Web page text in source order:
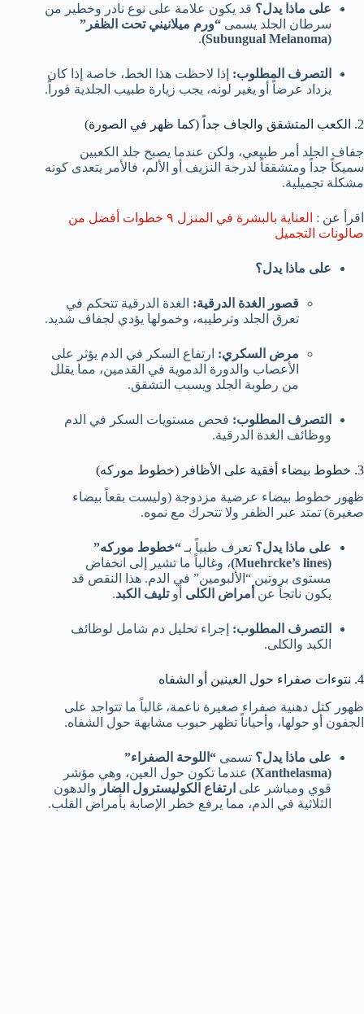
على ماذا يدل؟ قد يكون علامة على نوع نادر وخطير من
سرطان الجلد يسمى “ورم ميلانيني تحت الظفر”
(Subungual Melanoma)
.
التصرف المطلوب: إذا لاحظت هذا الخط، خاصة إذا كان
يزداد عرضاً أو يغير لونه، يجب زيارة طبيب الجلدية فوراً.
2. الكعب المتشقق والجاف جداً (كما ظهر في الصورة)
جفاف الجلد أمر طبيعي، ولكن عندما يصبح جلد الكعبين
سميكاً جداً ومتشققاً لدرجة النزيف أو الألم، فالأمر يتعدى كونه
مشكلة تجميلية.
اقرأ عن :
العناية بالبشرة في المنزل ٩ خطوات أفضل من
صالونات التجميل
على ماذا يدل؟
قصور الغدة الدرقية: الغدة الدرقية تتحكم في
تعرق الجلد وترطيبه، وخمولها يؤدي لجفاف شديد.
مرض السكري: ارتفاع السكر في الدم يؤثر على
الأعصاب والدورة الدموية في القدمين، مما يقلل
من رطوبة الجلد ويسبب التشقق.
التصرف المطلوب: فحص مستويات السكر في الدم
ووظائف الغدة الدرقية.
3. خطوط بيضاء أفقية على الأظافر (خطوط موركه)
ظهور خطوط بيضاء عرضية مزدوجة (وليست بقعاً بيضاء
صغيرة) تمتد عبر الظفر ولا تتحرك مع نموه.
على ماذا يدل؟ تعرف طبياً بـ “خطوط موركه”
(Muehrcke’s lines)
، وغالباً ما تشير إلى انخفاض
مستوى بروتين “الألبومين” في الدم. هذا النقص قد
يكون ناتجاً عن أمراض الكلى أوتليف الكبد.
التصرف المطلوب: إجراء تحليل دم شامل لوظائف
الكبد والكلى.
4. نتوءات صفراء حول العينين أو الشفاه
ظهور كتل دهنية صفراء صغيرة ناعمة، غالباً ما تتواجد على
الجفون أو حولها، وأحياناً تظهر حبوب مشابهة حول الشفاه.
على ماذا يدل؟ تسمى “اللوحة الصفراء”
(Xanthelasma)
عندما تكون حول العين، وهي مؤشر
قوي ومباشر على ارتفاع الكوليسترول الضار والدهون
الثلاثية في الدم، مما يرفع خطر الإصابة بأمراض القلب.